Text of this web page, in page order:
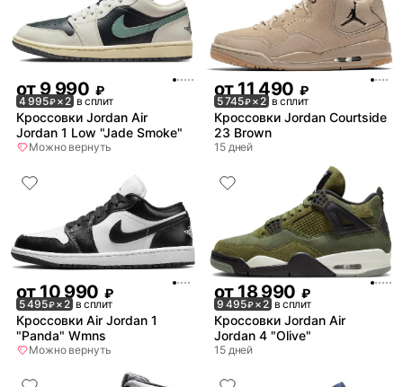
от9 990 ₽
4 995₽× 2 в сплит
Кроссовки Jordan Air
Jordan 1 Low "Jade Smoke"
Можно вернуть
от11 490 ₽
5 745₽× 2 в сплит
Кроссовки Jordan Courtside
23 Brown
15 дней
от10 990 ₽
5 495₽× 2 в сплит
Кроссовки Air Jordan 1
"Panda" Wmns
Можно вернуть
от18 990 ₽
9 495₽× 2 в сплит
Кроссовки Jordan Air
Jordan 4 "Olive"
15 дней